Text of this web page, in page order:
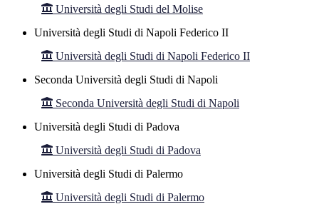
Università degli Studi del Molise
Università degli Studi di Napoli Federico II
Università degli Studi di Napoli Federico II
Seconda Università degli Studi di Napoli
Seconda Università degli Studi di Napoli
Università degli Studi di Padova
Università degli Studi di Padova
Università degli Studi di Palermo
Università degli Studi di Palermo